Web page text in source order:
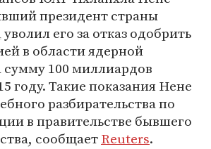
президент страны
уволил его за отказ одобрить
в области ядерной
сумму 100 миллиардов
году. Такие показания Нене
разбирательства по
в правительстве бывшего
сообщаетReuters.